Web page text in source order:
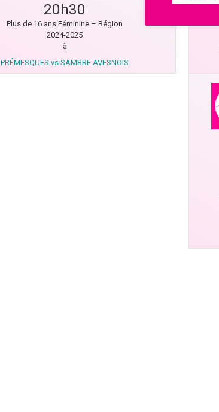
20h30
Plus de 16 ans Féminine – Région
2024-2025
à
PRÉMESQUES vs SAMBRE AVESNOIS